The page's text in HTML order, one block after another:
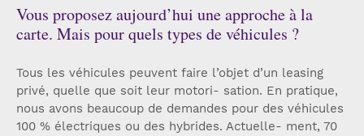
Vous proposez aujourd’hui une approche à la
carte. Mais pour quels types de véhicules ?
Tous les véhicules peuvent faire l’objet d’un leasing
privé, quelle que soit leur motori- sation. En pratique,
nous avons beaucoup de demandes pour des véhicules
100 % électriques ou des hybrides. Actuelle- ment, 70